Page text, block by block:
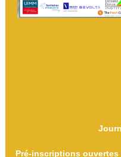
Pré-inscriptions